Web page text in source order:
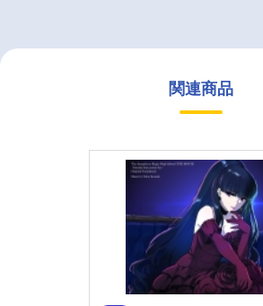
関連商品